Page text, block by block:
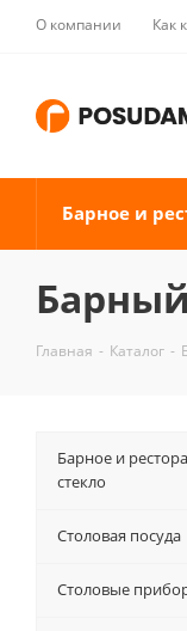
О компании Как
Барное и
Главная - Каталог -
Барное и
стекло
Столовая посуда
Столовые